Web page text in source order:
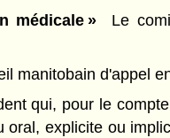
médicale » Le
manitobain d'appel
qui, pour le compte
oral, explicite ou